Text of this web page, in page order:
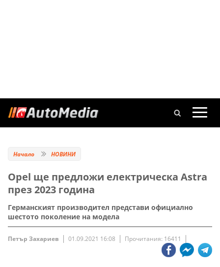
Начало НОВИНИ
Opel ще предложи електрическа Astra
през 2023 година
Германският производител представи официално
шестото поколение на модела
Петър Захариев 01.09.2021 16:08 Прочитания: 16411